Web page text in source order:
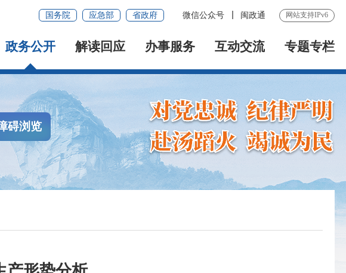
国务院 应急部 省政府 微信公众号 闽政通 网站支持IPv6
政务公开 解读回应 办事服务 互动交流 专题专栏
碍浏览